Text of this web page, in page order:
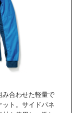
み合わせた軽量で
ト。サイドパネ